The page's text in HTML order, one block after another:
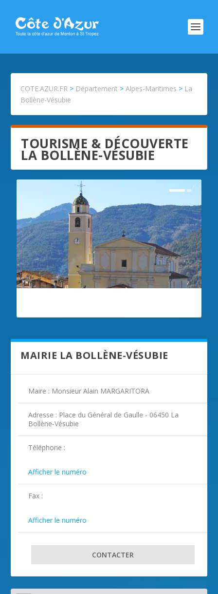
COTE.AZUR.FR > Département >Alpes-Maritimes > La
Bollène-Vésubie
TOURISME & DÉCOUVERTE
LA BOLLÈNE-VÉSUBIE
MAIRIE LA BOLLÈNE-VÉSUBIE
Maire : Monsieur Alain MARGARITORA
Adresse : Place du Général de Gaulle - 06450 La
Bollène-Vésubie
Téléphone :
Afficher le numéro
Fax :
Afficher le numéro
CONTACTER